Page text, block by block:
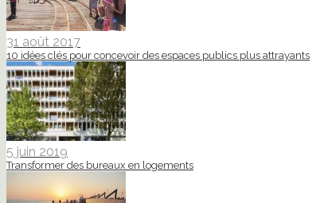
31 août 2017
10 idées clés pour concevoir des espaces publics plus attrayants
5 juin 2019
Transformer des bureaux en logements